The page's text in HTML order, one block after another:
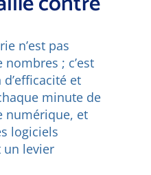
n’est pas
nombres ; c’est
et
minute de
numérique, et
logiciels
un levier